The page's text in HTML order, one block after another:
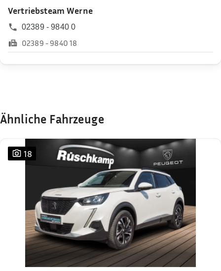
Vertriebsteam Werne
02389 - 9840 0
02389 - 9840 18
Ähnliche Fahrzeuge
18